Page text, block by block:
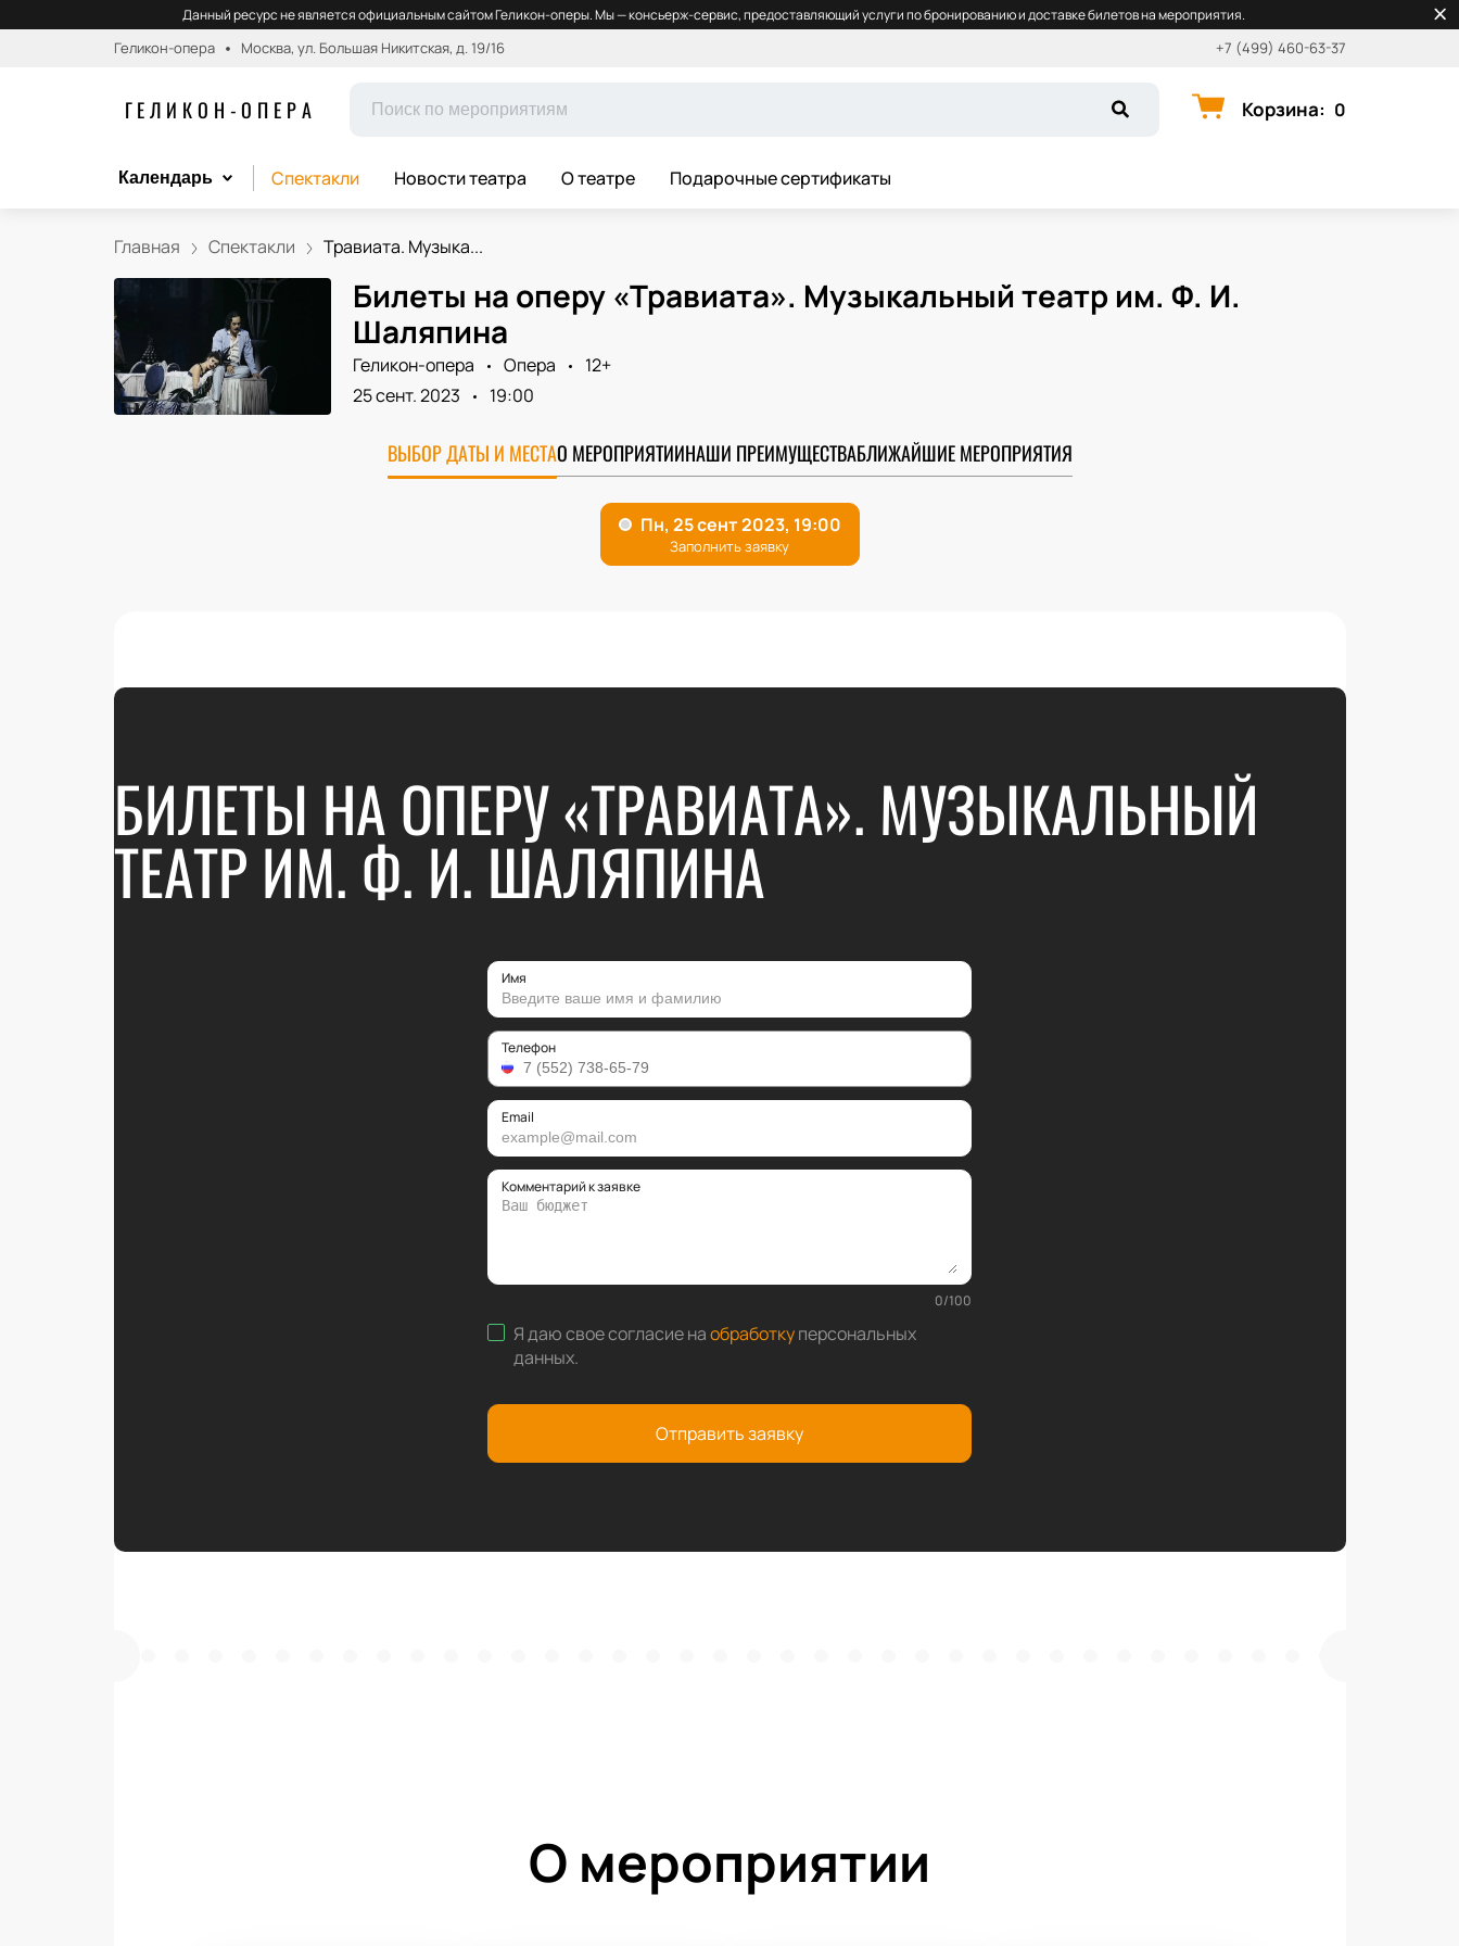
Данный ресурс не является официальным сайтом Геликон-оперы. Мы — консьерж-сервис, предоставляющий услуги по бронированию и доставке билетов на мероприятия.
Геликон-опера Москва, ул. Большая Никитская, д. 19/16 +7 (499) 460-63-37
ГЕЛИКОН-ОПЕРА Корзина: 0
Календарь Спектакли Новости театра О театре Подарочные сертификаты
Главная Спектакли Травиата. Музыка...
Билеты на оперу «Травиата». Музыкальный театр им. Ф. И.
Шаляпина
Геликон-опера Опера
12+
25 сент. 2023
19:00
ВЫБОР ДАТЫ И МЕСТАО МЕРОПРИЯТИИНАШИ ПРЕИМУЩЕСТВАБЛИЖАЙШИЕ МЕРОПРИЯТИЯ
БИЛЕТЫ НА ОПЕРУ «ТРАВИАТА». МУЗЫКАЛЬНЫЙ
ТЕАТР ИМ. Ф. И. ШАЛЯПИНА
Имя
Телефон
Email
Комментарий к заявке
0/100
Я даю свое согласие наобработкуперсональных
данных.
Отправить заявку
О мероприятии